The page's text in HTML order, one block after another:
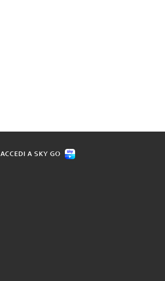
ACCEDI A SKY GO